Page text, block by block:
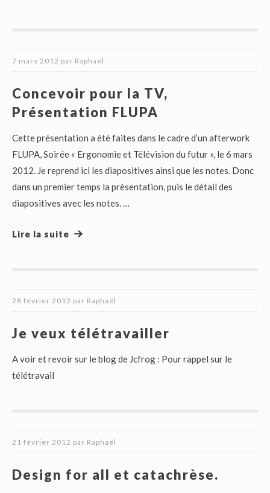
7 mars 2012 par Raphaël
Concevoir pour la TV,
Présentation FLUPA
Cette présentation a été faites dans le cadre d’un afterwork
FLUPA, Soirée « Ergonomie et Télévision du futur », le 6 mars
2012. Je reprend ici les diapositives ainsi que les notes. Donc
dans un premier temps la présentation, puis le détail des
diapositives avec les notes. …
Lire la suite
28 février 2012 par Raphaël
Je veux télétravailler
A voir et revoir sur le blog de Jcfrog : Pour rappel sur le
télétravail
21 février 2012 par Raphaël
Design for all et catachrèse.